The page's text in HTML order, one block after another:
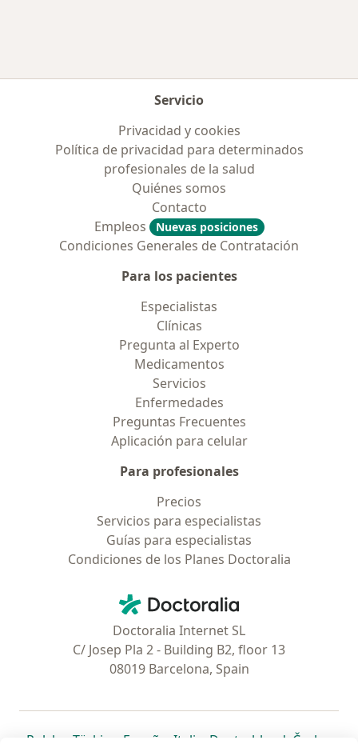
Servicio
Privacidad y cookies
Política de privacidad para determinados
profesionales de la salud
Quiénes somos
Contacto
Empleos
Nuevas posiciones
Condiciones Generales de Contratación
Para los pacientes
Especialistas
Clínicas
Pregunta al Experto
Medicamentos
Servicios
Enfermedades
Preguntas Frecuentes
Aplicación para celular
Para profesionales
Precios
Servicios para especialistas
Guías para especialistas
Condiciones de los Planes Doctoralia
Doctoralia - Página de inicio
Doctoralia Internet SL
C/ Josep Pla 2 - Building B2, floor 13
08019 Barcelona, Spain
Polska se abre en una nueva pestaña
Türkiye se abre en una nueva pestaña
España se abre en una nueva pestaña
Italia se abre en una nueva
Deutschlandse abre en
Česko